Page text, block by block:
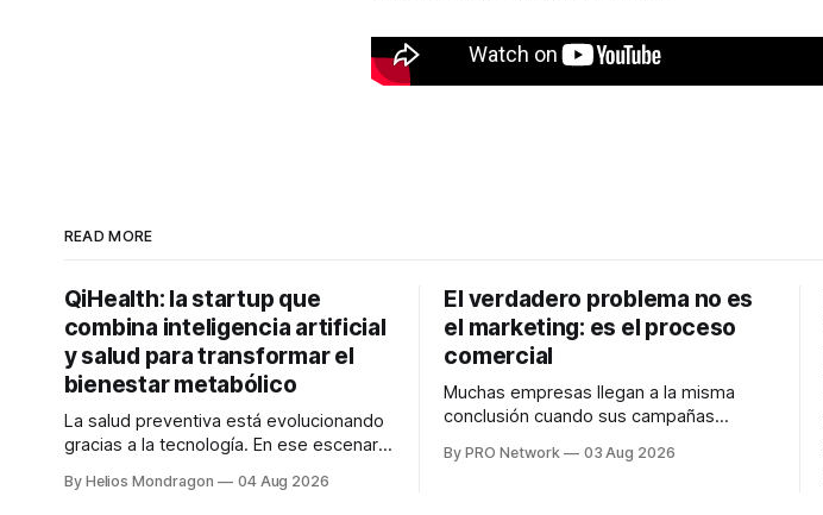
READ MORE
QiHealth: la startup que
combina inteligencia artificial
y salud para transformar el
bienestar metabólico
La salud preventiva está evolucionando
gracias a la tecnología. En ese escenario
desarrolla un ecosistema digital capaz
By Helios Mondragon 04 Aug 2026
El verdadero problema no es
el marketing: es el proceso
comercial
Muchas empresas llegan a la misma
conclusión cuando sus campañas
marketing no funciona". Sin embargo,
By PRO Network 03 Aug 2026